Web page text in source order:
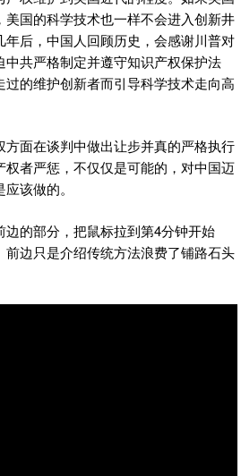
国的科学技术也一样不会进入创新井
后，中国人回顾历史，会感谢川普对
共严格制定并遵守知识产权保护法
的维护创新者而引导科学技术走向高
面在谈判中做出让步并真的严格执行
者严惩，不仅仅是可能的，对中国迈
该做的。
的部分，把鼠标拉到第4分钟开始
边只是介绍传统方法浪费了铺路石头